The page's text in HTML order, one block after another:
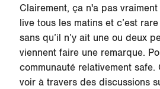
Clairement, ça n'a pas
live tous les matins et c’est
sans qu’il n’y ait une ou deux
viennent faire une remarque.
communauté relativement safe.
voir à travers des discussions